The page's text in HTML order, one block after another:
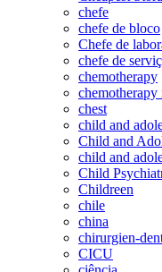
chefe
chefe de bloco
Chefe de
chefe de
chemotherapy
chemotherapy
chest
child and
Child and
child and
Child
Childreen
chile
china
chirurgien-
CICU